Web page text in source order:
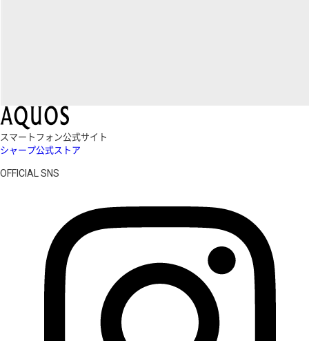
スマートフォン公式サイト
シャープ公式ストア
OFFICIAL SNS